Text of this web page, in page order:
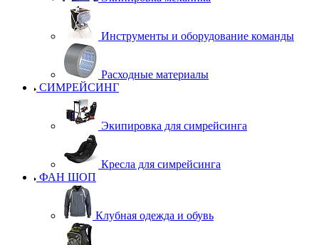
Инструменты и оборудование команды
Расходные материалы
СИМРЕЙСИНГ
Экипировка для симрейсинга
Кресла для симрейсинга
ФАН ШОП
Клубная одежда и обувь